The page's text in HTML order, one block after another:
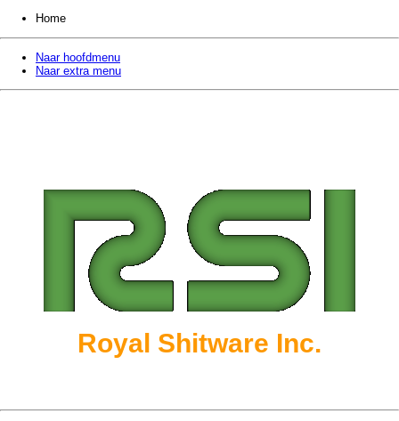
Home
Naar hoofdmenu
Naar extra menu
Royal Shitware Inc.